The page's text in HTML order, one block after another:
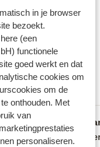
in je browser
bezoekt.
(een
functionele
goed werkt en dat
cookies om
om de
onthouden. Met
van
personaliseren.
reizigers die
jun. 2026
ontbrak
ontbrak
Ons
Ons